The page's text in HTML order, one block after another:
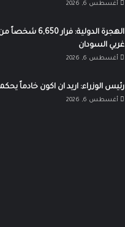
أغسطس 6, 2026
الهجرة الدولية:
غربي السودان
أغسطس 6, 2026
رئيس الوزراء: اريد ان اكون خادماً
أغسطس 6, 2026